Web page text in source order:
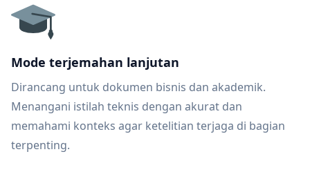
Mode terjemahan lanjutan
Dirancang untuk dokumen bisnis dan akademik.
Menangani istilah teknis dengan akurat dan
memahami konteks agar ketelitian terjaga di bagian
terpenting.